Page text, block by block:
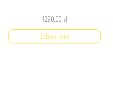
1290,00 zł
Zobacz cenę